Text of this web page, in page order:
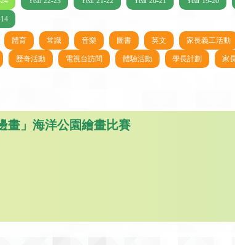
體育 常識 音樂 圖書 英文 家長義工活動
歷奇活動 電視台訪問 體驗活動 學長計劃 家
邊畫」海洋公園繪畫比賽